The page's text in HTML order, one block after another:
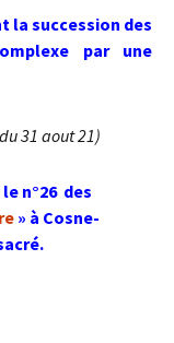
la succession des
par une
31 aout 21)
n°26 des
» à Cosne-